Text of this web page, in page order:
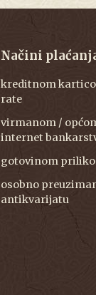
Načini
kreditnom
rate
virmanom /
internet
gotovinom
osobno
antikvarijatu